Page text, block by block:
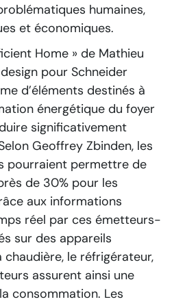
humaines,
et économiques.
Home » de Mathieu
pour Schneider
d’éléments destinés à
énergétique du foyer
significativement
Geoffrey Zbinden, les
pourraient permettre de
de 30% pour les
aux informations
réel par ces émetteurs-
sur des appareils
le réfrigérateur,
assurent ainsi une
consommation. Les